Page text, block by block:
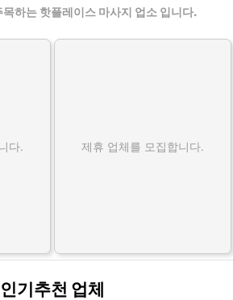
하는 핫플레이스 마사지 업소 입니다.
다. 제휴 업체를 모집합니다.
인기추천 업체